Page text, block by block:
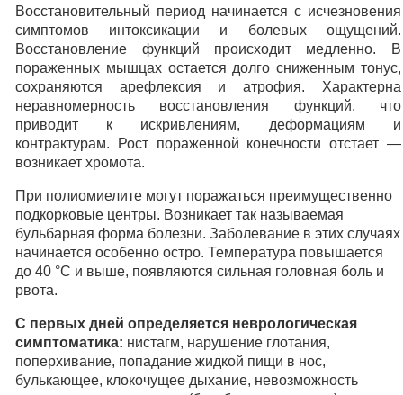
Восстановительный период начинается с исчезновения
симптомов интоксикации и болевых ощущений.
Восстановление функций происходит медленно. В
пораженных мышцах остается долго сниженным тонус,
сохраняются арефлексия и атрофия. Характерна
неравномерность восстановления функций, что
приводит к искривлениям, деформациям и
контрактурам. Рост пораженной конечности отстает —
возникает хромота.
При полиомиелите могут поражаться преимущественно
подкорковые центры. Возникает так называемая
бульбарная форма болезни. Заболевание в этих случаях
начинается особенно остро. Температура повышается
до 40 °С и выше, появляются сильная головная боль и
рвота.
С первых дней определяется неврологическая
симптоматика: нистагм, нарушение глотания,
поперхивание, попадание жидкой пищи в нос,
булькающее, клокочущее дыхание, невозможность